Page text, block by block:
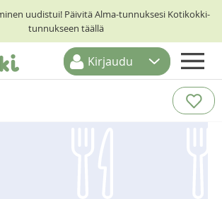
uudistui! Päivitä Alma-tunnuksesi Kotikokki-
tunnukseen täällä
Kirjaudu